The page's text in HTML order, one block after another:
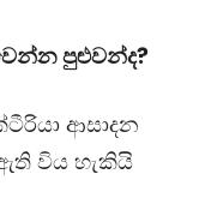
පුළුවන්ද?
ආසාදන
විය හැකියි